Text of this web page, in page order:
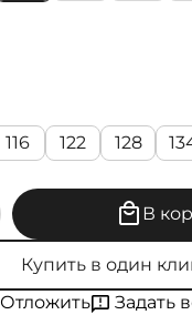
116 122 128
В
Купить в один
Отложить
Задать